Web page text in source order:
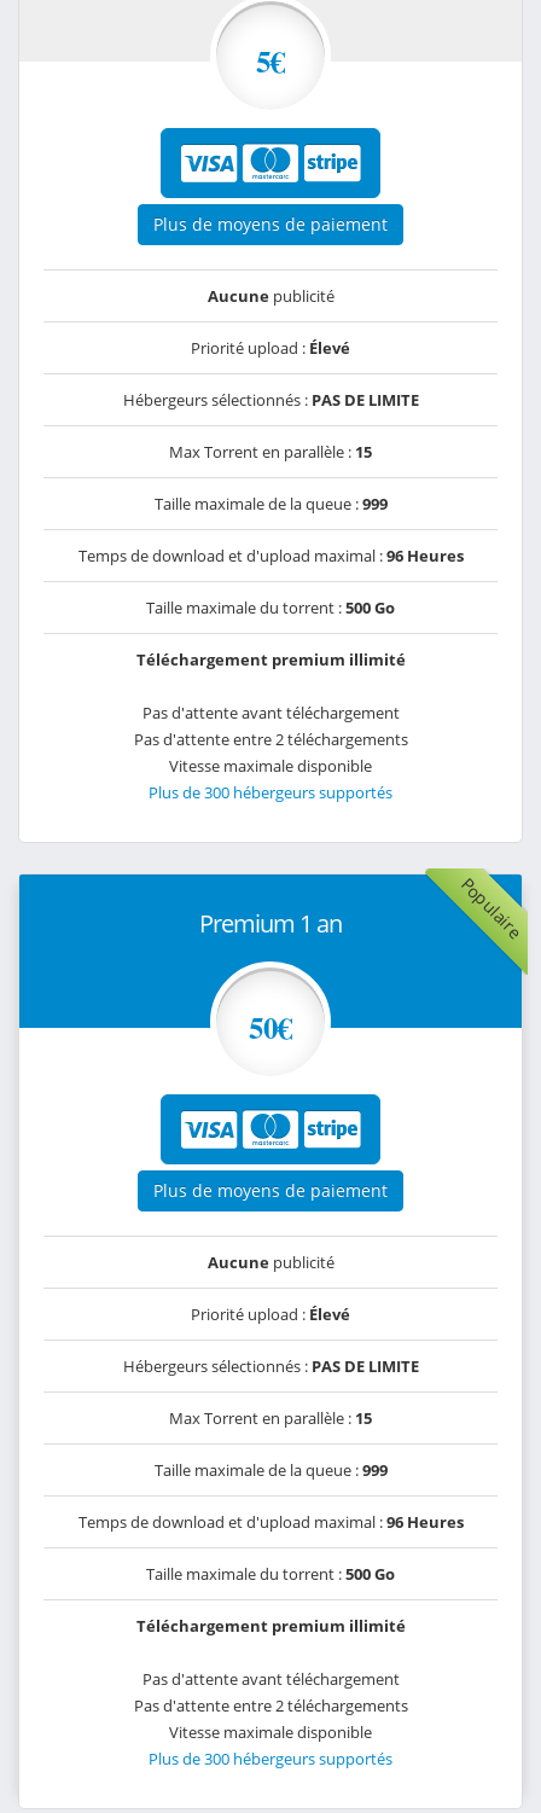
5€
Plus de moyens de paiement
Aucunepublicité
Priorité upload : Élevé
Hébergeurs sélectionnés : PAS DE LIMITE
Max Torrent en parallèle : 15
Taille maximale de la queue :999
Temps de download et d'upload maximal :96 Heures
Taille maximale du torrent :500 Go
Téléchargement premium illimité
Pas d'attente avant téléchargement
Pas d'attente entre 2 téléchargements
Vitesse maximale disponible
Plus de 300 hébergeurs supportés
Populaire
Premium 1 an
50€
Plus de moyens de paiement
Aucunepublicité
Priorité upload : Élevé
Hébergeurs sélectionnés : PAS DE LIMITE
Max Torrent en parallèle : 15
Taille maximale de la queue :999
Temps de download et d'upload maximal :96 Heures
Taille maximale du torrent :500 Go
Téléchargement premium illimité
Pas d'attente avant téléchargement
Pas d'attente entre 2 téléchargements
Vitesse maximale disponible
Plus de 300 hébergeurs supportés